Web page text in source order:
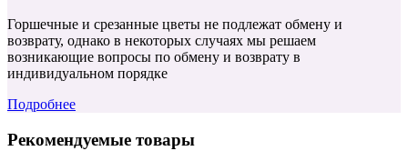
Горшечные и срезанные цветы не подлежат обмену и
возврату, однако в некоторых случаях мы решаем
возникающие вопросы по обмену и возврату в
индивидуальном порядке
Подробнее
Рекомендуемые товары